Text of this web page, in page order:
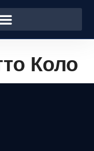
Коло